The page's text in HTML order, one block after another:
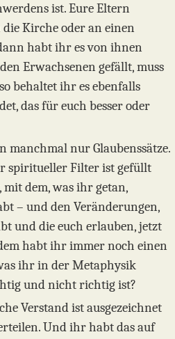
ist. Eure Eltern
Kirche oder an einen
habt ihr es von ihnen
Erwachsenen gefällt, muss
behaltet ihr es ebenfalls
das für euch besser oder
manchmal nur Glaubenssätze.
spiritueller Filter ist gefüllt
dem, was ihr getan,
– und den Veränderungen,
und die euch erlauben, jetzt
habt ihr immer noch einen
ihr in der Metaphysik
und nicht richtig ist?
Verstand ist ausgezeichnet
Und ihr habt das auf